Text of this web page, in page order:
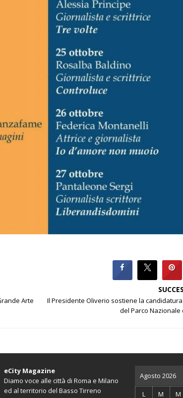
Arte
Il Presidente Oliverio sostiene la candidatura
del Parco Nazionale
eCity Magazine
Diamo voce alle città di Roma e Milano
ed al territorio del Basso Tirreno
Agosto 2026
L M M